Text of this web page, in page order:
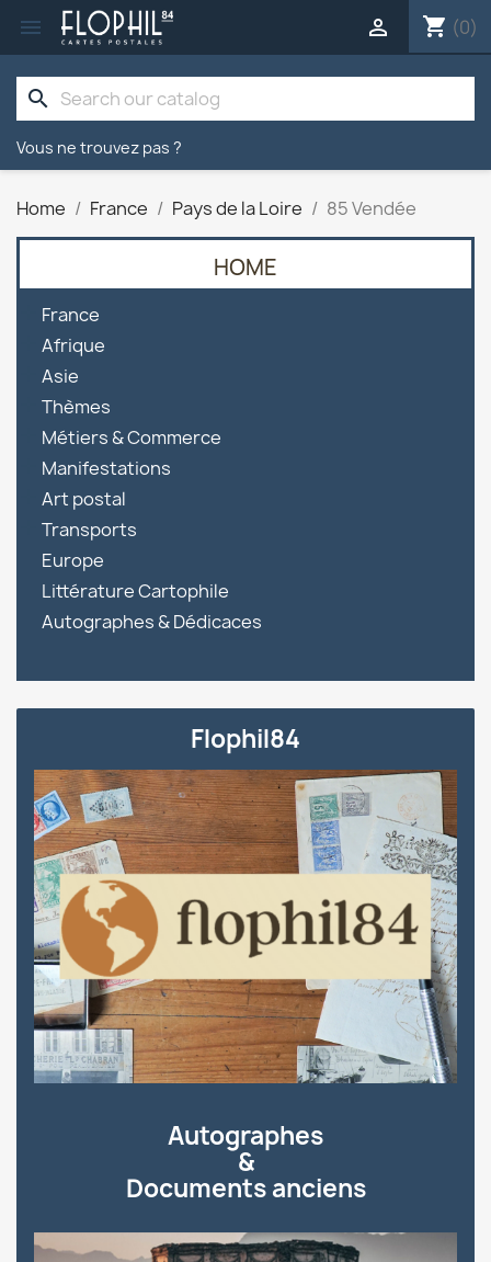
 shopping_cart (0)

search
Vous ne trouvez pas ?
Home France Pays de la Loire 85 Vendée
HOME
France
Afrique
Asie
Thèmes
Métiers & Commerce
Manifestations
Art postal
Transports
Europe
Littérature Cartophile
Autographes & Dédicaces
Flophil84
Autographes
&
Documents anciens